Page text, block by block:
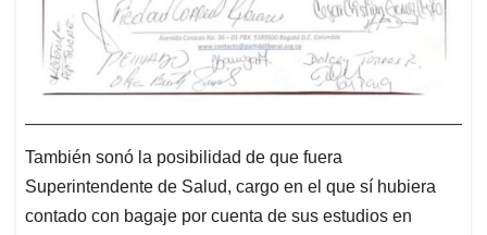
También sonó la posibilidad de que fuera
Superintendente de Salud, cargo en el que sí hubiera
contado con bagaje por cuenta de sus estudios en